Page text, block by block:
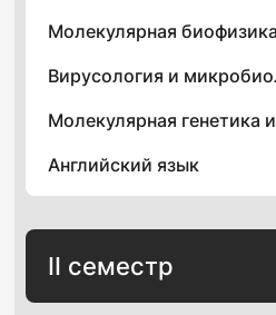
Молекулярная биофизика
Вирусология и
Молекулярная генетика
Английский язык
II семестр